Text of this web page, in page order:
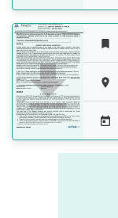



